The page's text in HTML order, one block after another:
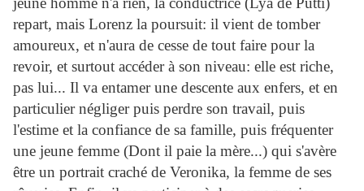
repart, mais Lorenz la poursuit: il vient de tomber
amoureux, et n'aura de cesse de tout faire pour la
revoir, et surtout accéder à son niveau: elle est riche,
pas lui... Il va entamer une descente aux enfers, et en
particulier négliger puis perdre son travail, puis
l'estime et la confiance de sa famille, puis fréquenter
une jeune femme (Dont il paie la mère...) qui s'avère
être un portrait craché de Veronika, la femme de ses